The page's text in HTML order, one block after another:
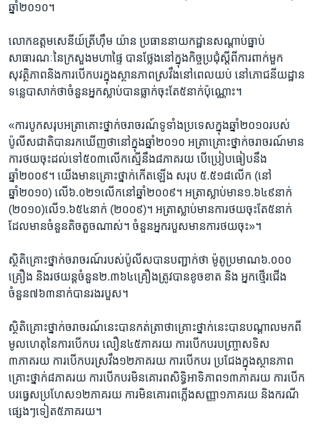
ឆ្នាំ២០១០។
លោក​ឧត្តម​សេនីយ៍ត្រី​ហ៊ឹម យ៉ាន​ ប្រធាន​នាយកដ្ឋាន​សណ្តាប់​ធ្នាប់​
សាធារណៈ​នៃ​ក្រសួង​មហាផ្ទៃ បានថ្លែង​នៅក្នុង​កិច្ចប្រជុំ​ស្តីពី​ការពាក់​មួក​
សុវត្ថិភាព​និង​ការបើកបរ​ក្នុង​ស្ថានភាព​ស្រវឹង​នៅពេល​យប់ នៅ​ភោជនីយដ្ឋាន​
ទន្លេបាសាក់​ថា​ចំនួន​អ្នកស្លាប់​បាន​ធ្លាក់ចុះ​តែ​៥នាក់​ប៉ុណ្ណោះ។
«ការបូក​សរុប​អត្រាគោះ​ថ្នាក់ចរាចរណ៍​ទូទាំង​ប្រទេស​ក្នុង​ឆ្នាំ២០១០​របស់​
ប៉ូលីស​ជាតិ​បាន​រកឃើញ​ថា​នៅក្នុង​ឆ្នាំ២០១០​ អត្រាគ្រោះ​ថ្នាក់​ចរាចរណ៍​មាន​
ការថយចុះ​ដល់ទៅ​៥០៣​លើក​ស្មើនឹង​៨ភាគរយ​ បើប្រៀបធៀប​នឹង​
ឆ្នាំ២០០៩។ យើង​មាន​គ្រោះថ្នាក់​កើតឡើង​ សរុប​ ៥.៥១៨​លើក​ (នៅ
ឆ្នាំ២០១០)​ លើ​៦.០២១​លើក​នៅឆ្នាំ​២០០៩។​ អត្រា​ស្លាប់​មាន​១.៦៤៩នាក់​
(២០១០)​លើ​១.៦៥៤នាក់​ (២០០៩)។ អត្រា​ស្លាប់​មាន​ការថយចុះ​តែ​៥នាក់​
ដែល​មាន​ចំនួន​តិចតួច​ណាស់​។ ចំនួន​អ្នក​របួស​មាន​ការ​ថយ​ចុះ»។
ស្ថិតិ​គ្រោះថ្នាក់​ចរាចរណ៍​របស់​ប៉ូលីស​បាន​បញ្ជាក់ថា​ ម៉ូតូ​ប្រមាណ​៦.០០០​
គ្រឿង ​និង​រថយន្ត​ចំនួន​២.៣៦៤គ្រឿង​ត្រូវបាន​ខូចខាត ​និង ​អ្នក​ថ្មើរ​ជើង​
ចំនួន​៧៦៣នាក់​បាន​រងរបួស។
ស្ថិតិ​គ្រោះថ្នាក់​ចរាចរណ៍​នេះ​បាន​កត់ត្រា​ថា​គ្រោះថ្នាក់​នេះ​បាន​បណ្តាល​មកពី​
មូលហេតុ​នៃការ​បើកបរ លឿន​៤៥ភាគរយ​ ការបើកបរ​បញ្ច្រាស​ទិស​
៣ភាគរយ​ ការបើកបរ​ស្រវឹង​១២ភាគរយ​ ការបើកបរ ប្រជែង​ក្នុង​ស្ថានភាព​
គ្រោះថ្នាក់​៨ភាគរយ​ ការបើកបរ​មិនគោរព​សិទ្ធិ​អាទិភាព​១៣ភាគរយ ​ការបើក
បរធ្វេសប្រហែស​១២ភាគរយ ​ការមិនគោរព​ភ្លើង​សញ្ញា​១ភាគរយ​ និង​ករណី​
ផ្សេងៗទៀត​៥ភាគរយ។